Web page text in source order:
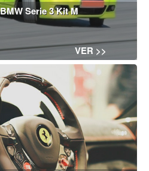
Serie 3 Kit M
VER >>